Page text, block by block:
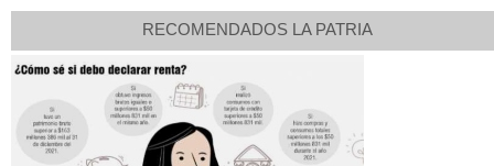
RECOMENDADOS LA PATRIA